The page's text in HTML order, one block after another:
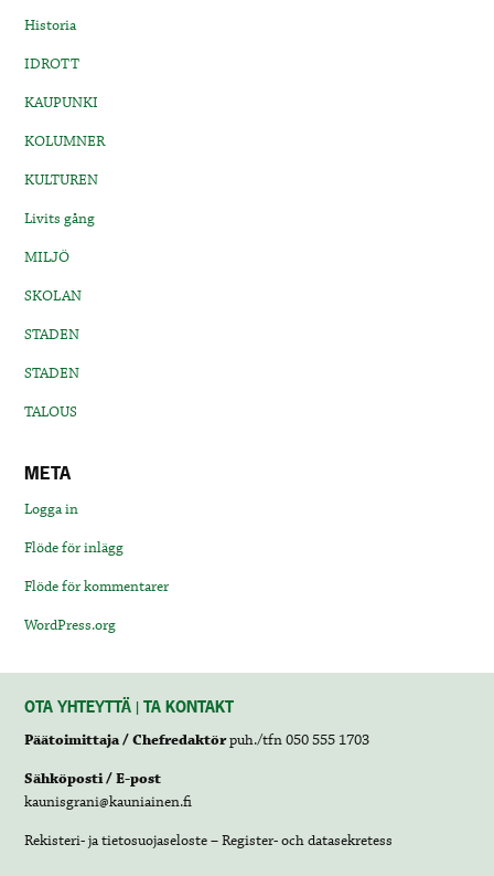
Historia
IDROTT
KAUPUNKI
KOLUMNER
KULTUREN
Livits gång
MILJÖ
SKOLAN
STADEN
STADEN
TALOUS
META
Logga in
Flöde för inlägg
Flöde för kommentarer
WordPress.org
OTA YHTEYTTÄ | TA KONTAKT
Päätoimittaja / Chefredaktörpuh./tfn 050 555 1703
Sähköposti / E-post
kaunisgrani@kauniainen.fi
Rekisteri- ja tietosuojaseloste – Register- och datasekretess